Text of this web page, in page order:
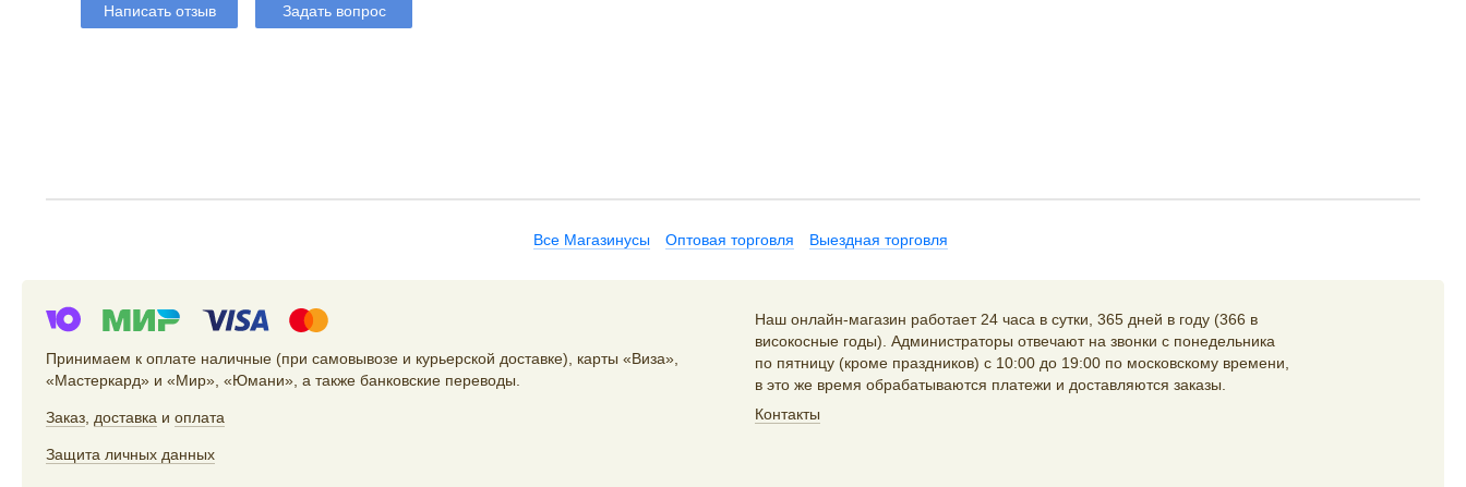
Написать отзыв Задать вопрос
Все Магазинусы Оптовая торговля Выездная торговля
Принимаем к оплате наличные (при самовывозе и курьерской доставке), карты «Виза»,
«Мастеркард» и «Мир», «Юмани», а также банковские переводы.
Заказ доставка и оплата
Защита личных данных
Наш онлайн-магазин работает 24 часа в сутки, 365 дней в году (366 в
високосные годы). Администраторы отвечают на звонки с понедельника
по пятницу (кроме праздников) с 10:00 до 19:00 по московскому времени,
в это же время обрабатываются платежи и доставляются заказы.
Контакты